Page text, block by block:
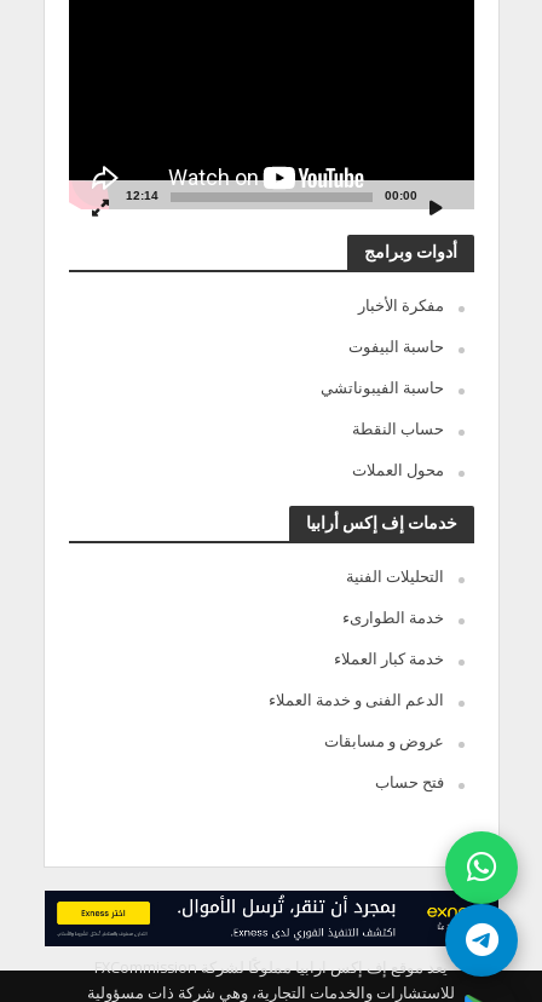
00:00
12:14
أدوات وبرامج
مفكرة الأخبار
حاسبة البيفوت
حاسبة الفيبوناتشي
حساب النقطة
محول العملات
خدمات إف إكس أرابيا
التحليلات الفنية
خدمة الطوارىء
خدمة كبار العملاء
الدعم الفنى و خدمة العملاء
عروض و مسابقات
فتح حساب
يعد موقع إف إكس ارابيا مملوكًا لشركة FXCommission
للاستشارات والخدمات التجارية، وهي شركة ذات مسؤولية